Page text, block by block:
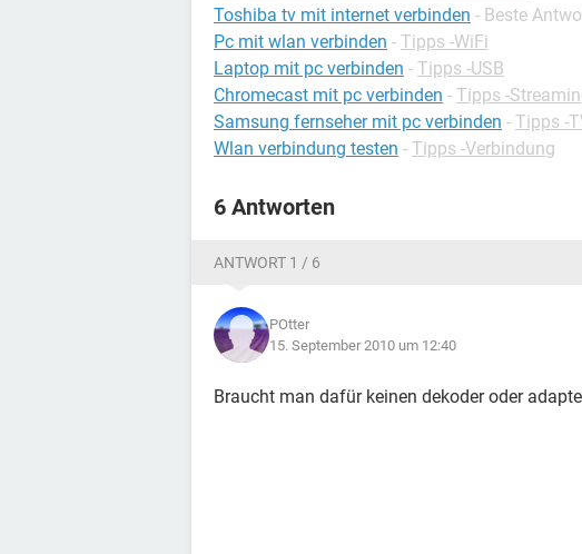
Toshiba tv mit internet verbinden - Beste
Pc mit wlan verbinden - Tipps -WiFi
Laptop mit pc verbinden - Tipps -USB
Chromecast mit pc verbinden - Tipps -
Samsung fernseher mit pc verbinden - Tipps -
Wlan verbindung testen - Tipps -Verbindung
6 Antworten
ANTWORT 1 / 6
POtter
15. September 2010 um 12:40
Braucht man dafür keinen dekoder oder